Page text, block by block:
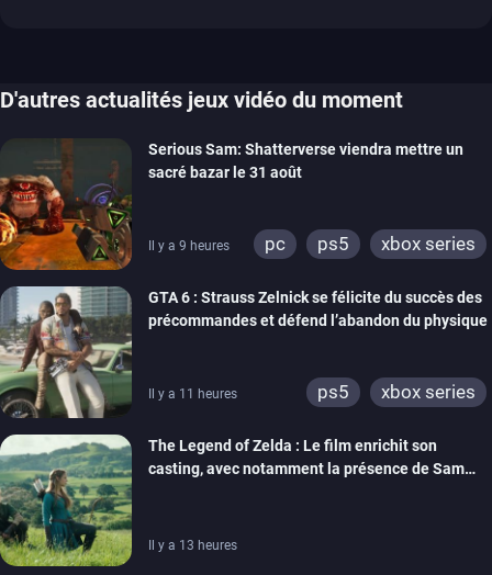
D'autres actualités jeux vidéo du moment
Serious Sam: Shatterverse viendra mettre un
sacré bazar le 31 août
Il y a 9 heures pc ps5 xbox series
GTA 6 : Strauss Zelnick se félicite du succès des
précommandes et défend l’abandon du physique
Il y a 11 heures ps5 xbox series
The Legend of Zelda : Le film enrichit son
casting, avec notamment la présence de Sam
Il y a 13 heures